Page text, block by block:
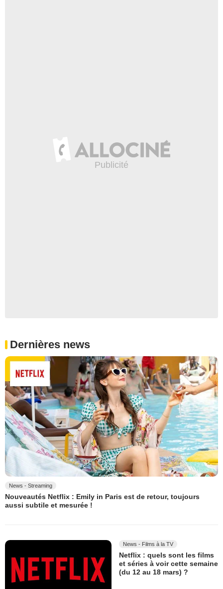
Dernières news
News - Streaming
Nouveautés Netflix : Emily in Paris est de retour, toujours
aussi subtile et mesurée !
News - Films à la TV
Netflix : quels sont les films
et séries à voir cette semaine
(du 12 au 18 mars) ?